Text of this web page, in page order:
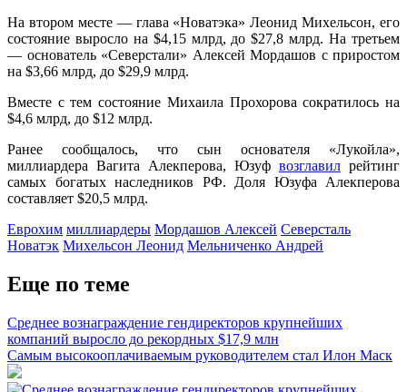
На втором месте — глава «Новатэка» Леонид Михельсон, его
состояние выросло на $4,15 млрд, до $27,8 млрд. На третьем
— основатель «Северстали» Алексей Мордашов с приростом
на $3,66 млрд, до $29,9 млрд.
Вместе с тем состояние Михаила Прохорова сократилось на
$4,6 млрд, до $12 млрд.
Ранее сообщалось, что сын основателя «Лукойла»,
миллиардера Вагита Алекперова, Юзуф возглавил рейтинг
самых богатых наследников РФ. Доля Юзуфа Алекперова
составляет $20,5 млрд.
Еврохим миллиардеры Мордашов Алексей Северсталь
Новатэк Михельсон Леонид Мельниченко Андрей
Еще по теме
Среднее вознаграждение гендиректоров крупнейших
компаний выросло до рекордных $17,9 млн
Самым высокооплачиваемым руководителем стал Илон Маск